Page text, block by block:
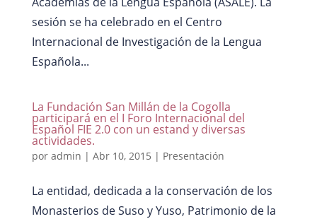
sesión se ha celebrado en el Centro
Internacional de Investigación de la Lengua
Española...
La Fundación San Millán de la Cogolla
participará en el I Foro Internacional del
Español FIE 2.0 con un estand y diversas
actividades.
por admin | Abr 10, 2015 | Presentación
La entidad, dedicada a la conservación de los
Monasterios de Suso y Yuso, Patrimonio de la